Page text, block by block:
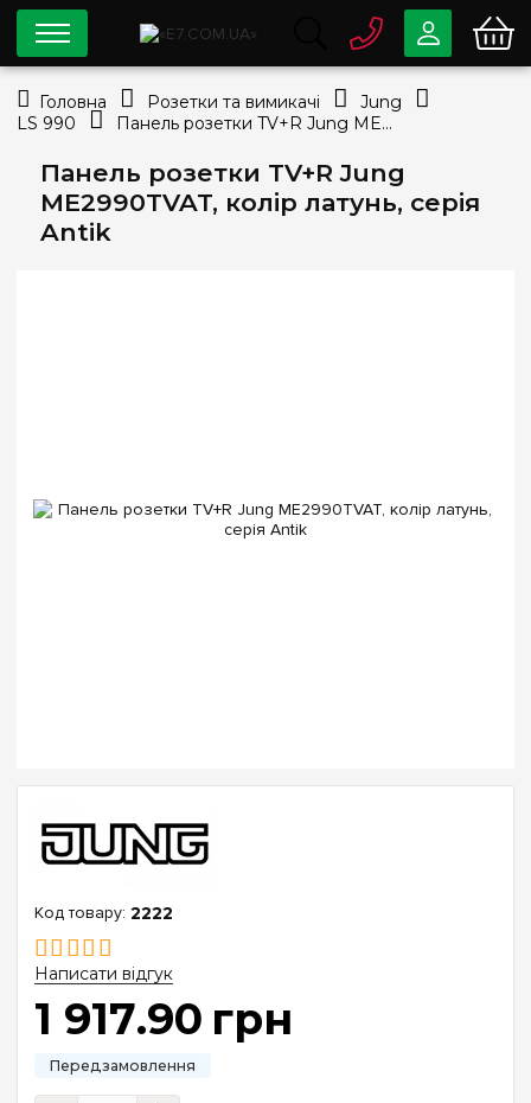
Панель розетки TV+R Jung
ME2990TVAT, колір латунь, серія
Antik
2222
Написати відгук
1 917.90 грн
0 80033-63-07
Безкоштовно
info@e7.com.ua
044334-79-78
Viber Telegram
Головна Розетки та вимикачі
Jung
LS 990
Панель розетки TV+R Jung ME2990TVAT, колір латунь, серія Antik